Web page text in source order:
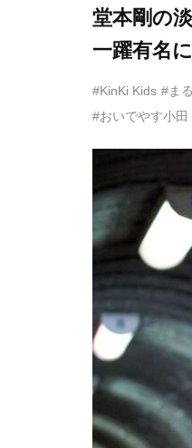
堂本剛の
一躍有名
#KinKi Kids #まる
#おいでやす小田